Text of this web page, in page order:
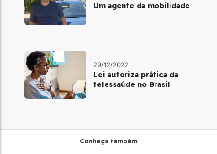
Um agente da mobilidade
29/12/2022
Lei autoriza prática da
telessaúde no Brasil
Conheça também